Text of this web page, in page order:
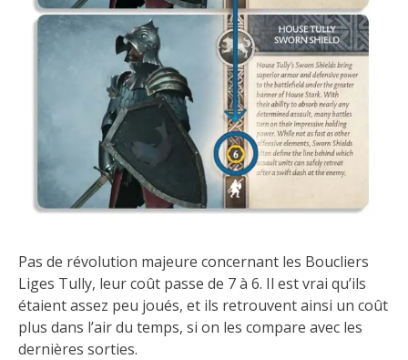
Pas de révolution majeure concernant les Boucliers
Liges Tully, leur coût passe de 7 à 6. Il est vrai qu’ils
étaient assez peu joués, et ils retrouvent ainsi un coût
plus dans l’air du temps, si on les compare avec les
dernières sorties.